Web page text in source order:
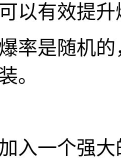
以有效提升
率是随机
。
入一个强